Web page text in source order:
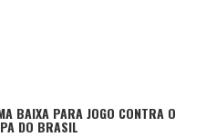
BAIXA PARA JOGO CONTRA O
DO BRASIL